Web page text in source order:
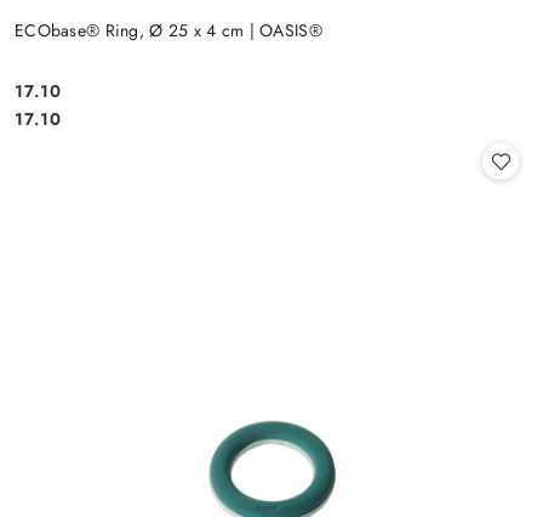
ECObase® Ring, Ø 25 x 4 cm | OASIS®
Cena:
17.10
Cena:
17.10